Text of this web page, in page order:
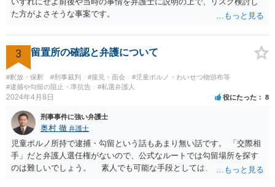
た方がよさそうな事案です。
3 留置所の確認と弁護について
#釈放・保釈 #刑事裁判 #接見・面会
#児童ポルノ・わいせつ物頒布等
#逮捕や勾留の阻止・準抗告
#私選弁護人
2024年4月8日 役にたった 8
刑事事件に強い弁護士
奥村 徹 弁護士
児童ポルノ所持で逮捕・勾留という話もあまり無い話です。 「交際相
手」だと弁護人選任権がないので、公式なルートでは勾留場所を探す
のは難しいでしょう。 素人でも可能な手段としては、「○○県内」と